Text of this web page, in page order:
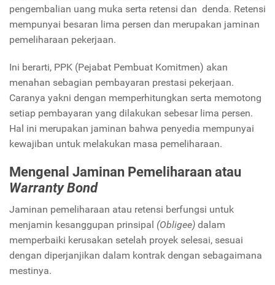
pengembalian uang muka serta retensi dan denda. Retensi
mempunyai besaran lima persen dan merupakan jaminan
pemeliharaan pekerjaan.
Ini berarti, PPK (Pejabat Pembuat Komitmen) akan
menahan sebagian pembayaran prestasi pekerjaan.
Caranya yakni dengan memperhitungkan serta memotong
setiap pembayaran yang dilakukan sebesar lima persen.
Hal ini merupakan jaminan bahwa penyedia mempunyai
kewajiban untuk melakukan masa pemeliharaan.
Mengenal Jaminan Pemeliharaan atau
Warranty Bond
Jaminan pemeliharaan atau retensi berfungsi untuk
menjamin kesanggupan prinsipal (Obligee) dalam
memperbaiki kerusakan setelah proyek selesai, sesuai
dengan diperjanjikan dalam kontrak dengan sebagaimana
mestinya.